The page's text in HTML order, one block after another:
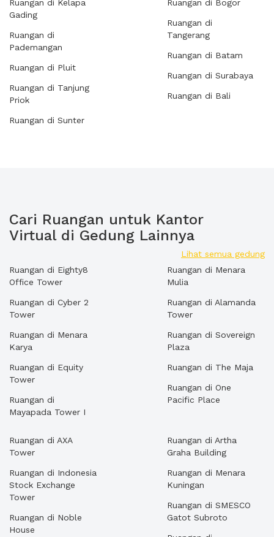
Ruangan di Kelapa
Gading
Ruangan di
Pademangan
Ruangan di Pluit
Ruangan di Tanjung
Priok
Ruangan di Sunter
Ruangan di Bogor
Ruangan di
Tangerang
Ruangan di Batam
Ruangan di Surabaya
Ruangan di Bali
Cari Ruangan untuk Kantor
Virtual di Gedung Lainnya
Lihat semua gedung
Ruangan di Eighty8
Office Tower
Ruangan di Cyber 2
Tower
Ruangan di Menara
Karya
Ruangan di Equity
Tower
Ruangan di
Mayapada Tower I
Ruangan di Menara
Mulia
Ruangan di Alamanda
Tower
Ruangan di Sovereign
Plaza
Ruangan di The Maja
Ruangan di One
Pacific Place
Ruangan di AXA
Tower
Ruangan di Indonesia
Stock Exchange
Tower
Ruangan di Noble
House
Ruangan di Artha
Graha Building
Ruangan di Menara
Kuningan
Ruangan di SMESCO
Gatot Subroto